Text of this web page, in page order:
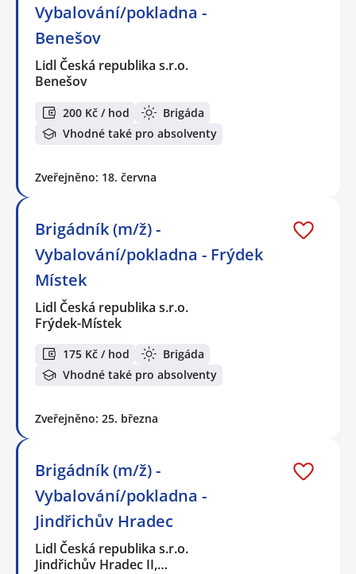
Vybalování/pokladna -
Benešov
Lidl Česká republika s.r.o.
Benešov
200 Kč / hod
Brigáda
Vhodné také pro absolventy
Zveřejněno: 18. června
Brigádník (m/ž) -
Vybalování/pokladna - Frýdek
Místek
Lidl Česká republika s.r.o.
Frýdek-Místek
175 Kč / hod
Brigáda
Vhodné také pro absolventy
Zveřejněno: 25. března
Brigádník (m/ž) -
Vybalování/pokladna -
Jindřichův Hradec
Lidl Česká republika s.r.o.
Jindřichův Hradec II,…